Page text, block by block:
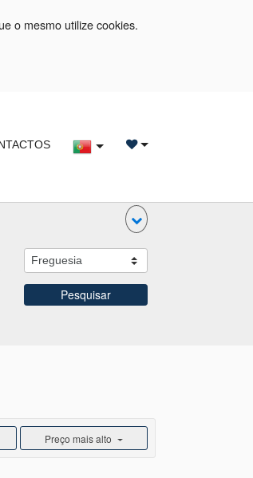
o mesmo utilize cookies.
Pesquisar
Preço mais alto